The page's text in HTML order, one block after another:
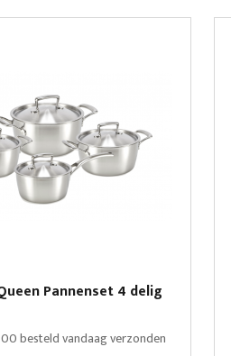
Pannenset 4 delig
besteld vandaag verzonden